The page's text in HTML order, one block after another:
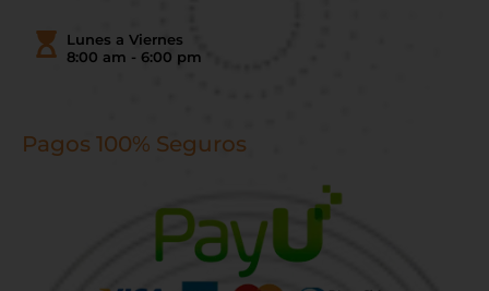
Lunes a Viernes
8:00 am - 6:00 pm
Pagos 100% Seguros